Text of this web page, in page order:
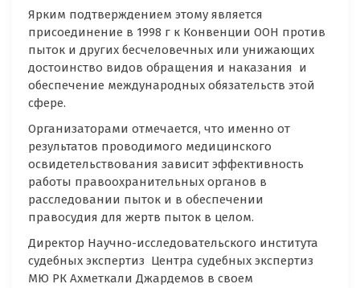
Ярким подтверждением этому является
присоединение в 1998 г к Конвенции ООН против
пыток и других бесчеловечных или унижающих
достоинство видов обращения и наказания и
обеспечение международных обязательств этой
сфере.
Организаторами отмечается, что именно от
результатов проводимого медицинского
освидетельствования зависит эффективность
работы правоохранительных органов в
расследовании пыток и в обеспечении
правосудия для жертв пыток в целом.
Директор Научно-исследовательского института
судебных экспертиз Центра судебных экспертиз
МЮ РК Ахметкали Джардемов в своем